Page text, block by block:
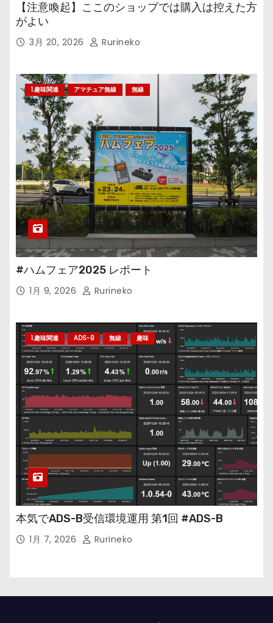
【注意喚起】ここのショップでは購入は控えた方
がよい
3月 20, 2026 Rurineko
1.趣味関連 アマチュア無線 無線
#ハムフェア2025 レポート
1月 9, 2026 Rurineko
1.趣味関連 ADS-B 無線 趣味
本気でADS-B受信環境運用 第1回 #ADS-B
1月 7, 2026 Rurineko